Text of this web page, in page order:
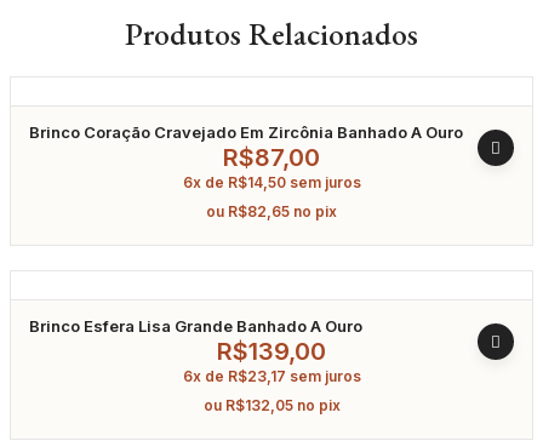
Produtos Relacionados
Brinco Coração Cravejado Em Zircônia Banhado A Ouro
R$87,00
6x de R$14,50 sem juros
ou R$82,65 no pix
Brinco Esfera Lisa Grande Banhado A Ouro
R$139,00
6x de R$23,17 sem juros
ou R$132,05 no pix